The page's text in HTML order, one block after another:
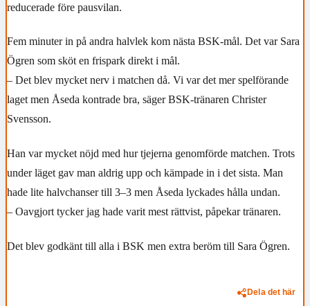
reducerade före pausvilan.
Fem minuter in på andra halvlek kom nästa BSK-mål. Det var Sara
Ögren som sköt en frispark direkt i mål.
– Det blev mycket nerv i matchen då. Vi var det mer spelförande
laget men Åseda kontrade bra, säger BSK-tränaren Christer
Svensson.
Han var mycket nöjd med hur tjejerna genomförde matchen. Trots
under läget gav man aldrig upp och kämpade in i det sista. Man
hade lite halvchanser till 3–3 men Åseda lyckades hålla undan.
– Oavgjort tycker jag hade varit mest rättvist, påpekar tränaren.
Det blev godkänt till alla i BSK men extra beröm till Sara Ögren.
Dela det här